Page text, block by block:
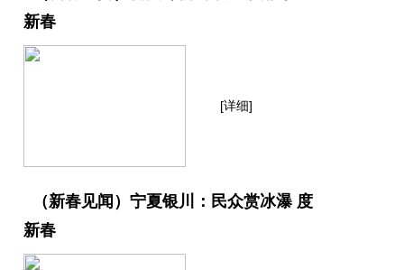
新春
[详细]
（新春见闻）宁夏银川：民众赏冰瀑 度
新春